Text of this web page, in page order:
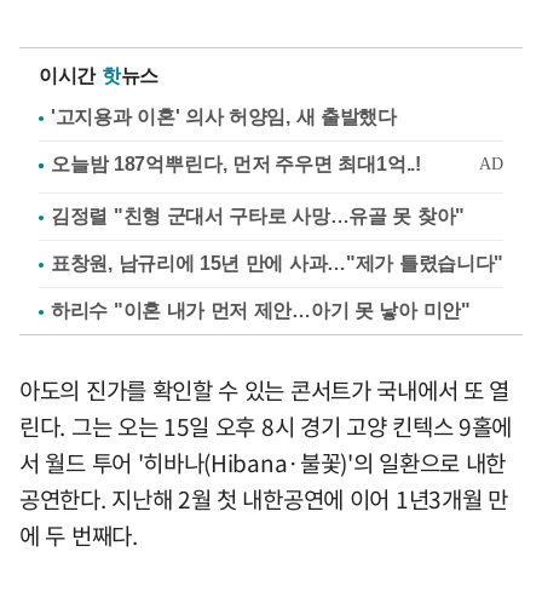
이시간 핫뉴스
'고지용과 이혼' 의사 허양임, 새 출발했다
김정렬 "친형 군대서 구타로 사망…유골 못 찾아"
표창원, 남규리에 15년 만에 사과…"제가 틀렸습니다"
하리수 "이혼 내가 먼저 제안…아기 못 낳아 미안"
아도의 진가를 확인할 수 있는 콘서트가 국내에서 또 열
린다. 그는 오는 15일 오후 8시 경기 고양 킨텍스 9홀에
서 월드 투어 '히바나(Hibana·불꽃)'의 일환으로 내한
공연한다. 지난해 2월 첫 내한공연에 이어 1년3개월 만
에 두 번째다.